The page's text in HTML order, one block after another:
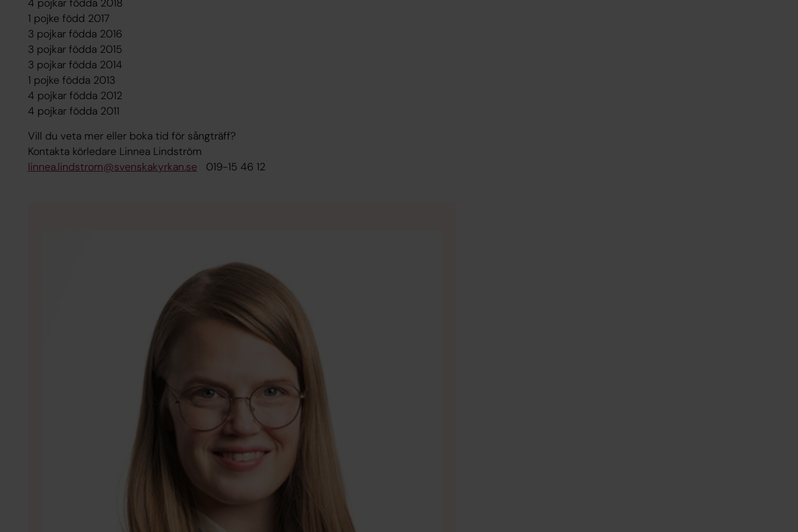
4 pojkar födda 2018
1 pojke född 2017
3 pojkar födda 2016
3 pojkar födda 2015
3 pojkar födda 2014
1 pojke födda 2013
4 pojkar födda 2012
4 pojkar födda 2011
Vill du veta mer eller boka tid för sångträff?
Kontakta körledare Linnea Lindström
linnea.lindstrom@svenskakyrkan.se 019-15 46 12